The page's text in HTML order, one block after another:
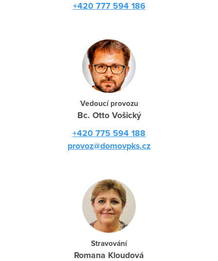
+420 777 594 186
Vedoucí provozu
Bc. Otto Vošický
+420 775 594 188
provoz@domovpks.cz
Stravování
Romana Kloudová